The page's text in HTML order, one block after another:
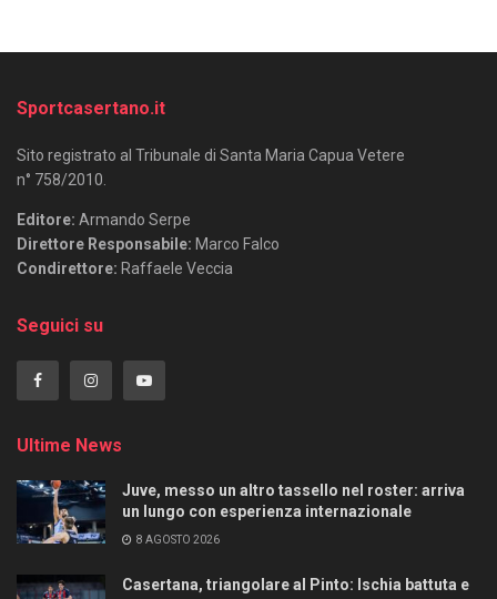
Sportcasertano.it
Sito registrato al Tribunale di Santa Maria Capua Vetere
n° 758/2010.
Editore: Armando Serpe
Direttore Responsabile: Marco Falco
Condirettore: Raffaele Veccia
Seguici su
Ultime News
Juve, messo un altro tassello nel roster: arriva
un lungo con esperienza internazionale
8 AGOSTO 2026
Casertana, triangolare al Pinto: Ischia battuta e